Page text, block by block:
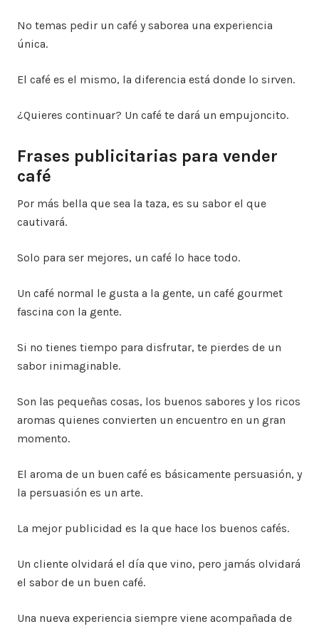
No temas pedir un café y saborea una experiencia
única.
El café es el mismo, la diferencia está donde lo sirven.
¿Quieres continuar? Un café te dará un empujoncito.
Frases publicitarias para vender
café
Por más bella que sea la taza, es su sabor el que
cautivará.
Solo para ser mejores, un café lo hace todo.
Un café normal le gusta a la gente, un café gourmet
fascina con la gente.
Si no tienes tiempo para disfrutar, te pierdes de un
sabor inimaginable.
Son las pequeñas cosas, los buenos sabores y los ricos
aromas quienes convierten un encuentro en un gran
momento.
El aroma de un buen café es básicamente persuasión, y
la persuasión es un arte.
La mejor publicidad es la que hace los buenos cafés.
Un cliente olvidará el día que vino, pero jamás olvidará
el sabor de un buen café.
Una nueva experiencia siempre viene acompañada de